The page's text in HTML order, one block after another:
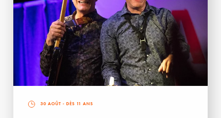
30 AOÛT - DÈS 11 ANS